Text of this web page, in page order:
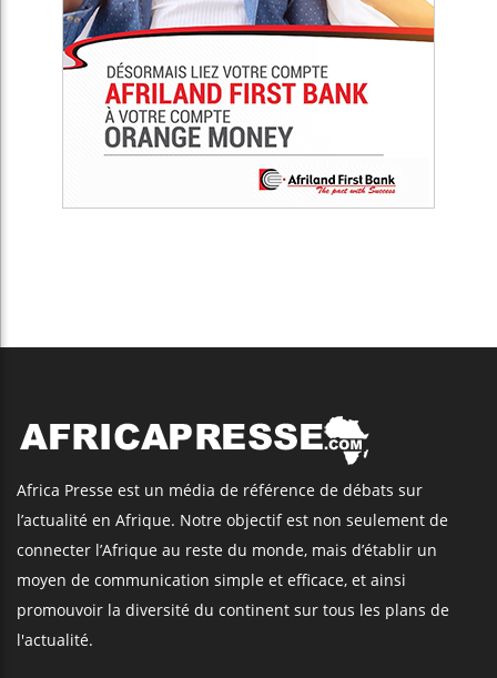
Africa Presse est un média de référence de débats sur
l’actualité en Afrique. Notre objectif est non seulement de
connecter l’Afrique au reste du monde, mais d’établir un
moyen de communication simple et efficace, et ainsi
promouvoir la diversité du continent sur tous les plans de
l'actualité.